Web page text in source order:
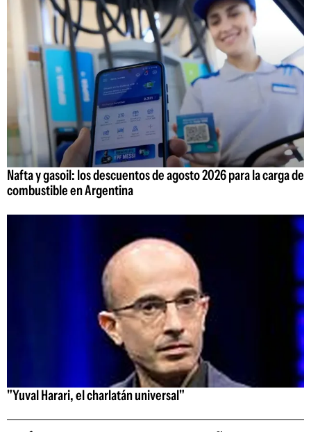
Nafta y gasoil: los descuentos de agosto 2026 para la carga de
combustible en Argentina
"Yuval Harari, el charlatán universal"